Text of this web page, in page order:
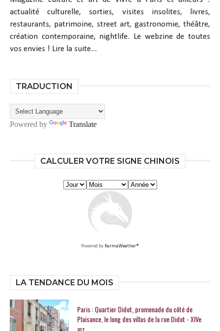
actualité culturelle, sorties, visites insolites, livres,
restaurants, patrimoine, street art, gastronomie, théâtre,
création contemporaine, nightlife. Le webzine de toutes
vos envies ! Lire la suite...
TRADUCTION
Powered by Translate
CALCULER VOTRE SIGNE CHINOIS
Powered by KarmaWeather®
LA TENDANCE DU MOIS
Paris : Quartier Didot, promenade du côté de
Plaisance, le long des villas de la rue Didot - XIVe